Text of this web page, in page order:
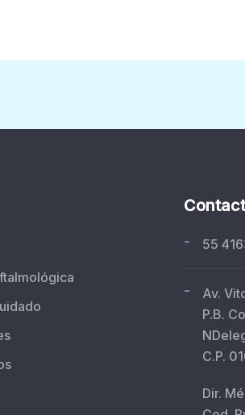
- 55
-
Av.
P.B.
C.P.
Dir.